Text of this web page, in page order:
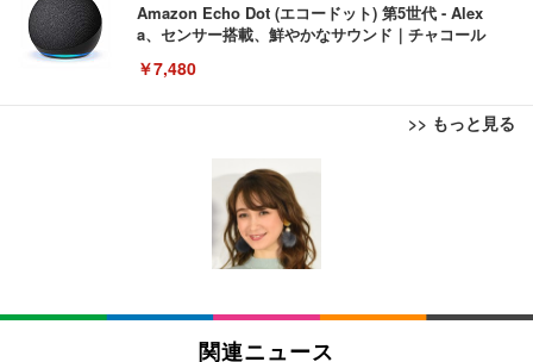
Amazon Echo Dot (エコードット) 第5世代 - Alex
a、センサー搭載、鮮やかなサウンド｜チャコール
￥7,480
>> もっと見る
[EdoErgo] オフィスチェア 椅子 テレワーク 疲れな
い 跳ね上げ式アームレスト コンパクト 約105度ロッ
キング pc 事務椅子 360度回転 座面昇降 強化ナイロ
ン樹脂ベース 通気性メッシュ 在宅ワーク H-WY01
(黒網+黒枠+黒足)
SIHOO B100 オフィスチェア／デスクチェア メッシ
ュチェア 人間工学 疲れない ブラック
EIZO ビジネス向けプレミアムモニター | FlexScan
EV3240X-WT | 31.5型4K UHD・USB Type-C・ホワ
￥105,595
EIZO ビジネス向けプレミアムモニター | FlexScan
Amazonベーシック ペットシーツ 薄型 レギュラー 1
回使い捨て 無香料 ホワイト 300枚
Amazonベーシック ペットシーツ 厚型 ワイド 42枚
x2袋(84枚) ホワイト(吸収面:ライトブルー)
関連ニュース